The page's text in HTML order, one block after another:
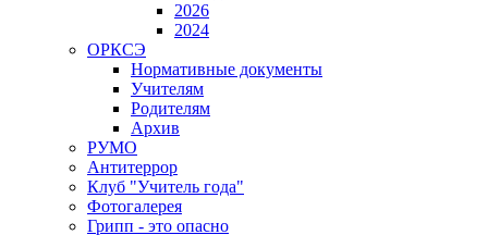
2026
2024
ОРКСЭ
Нормативные документы
Учителям
Родителям
Архив
РУМО
Антитеррор
Клуб "Учитель года"
Фотогалерея
Грипп - это опасно